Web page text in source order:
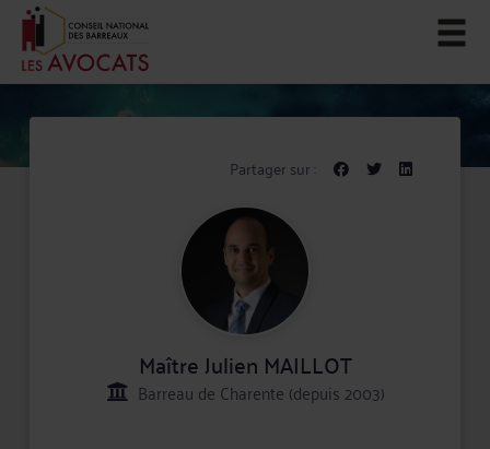
Partager sur :
Maître Julien MAILLOT
Barreau de Charente (depuis 2003)